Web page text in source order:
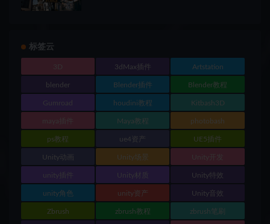
标签云
3D 3dMax插件 Artstation
blender Blender插件 Blender教程
Gumroad houdini教程 Kitbash3D
maya插件 Maya教程 photobash
ps教程 ue4资产 UE5插件
Unity动画 Unity场景 Unity开发
unity插件 Unity材质 Unity特效
unity角色 unity资产 Unity音效
Zbrush zbrush教程 zbrush笔刷